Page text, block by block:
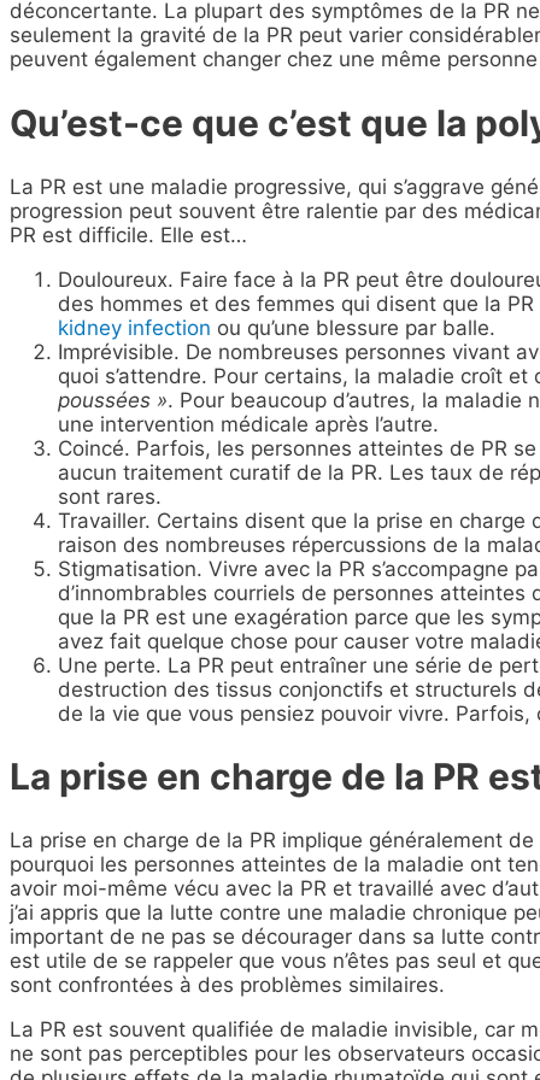
déconcertante. La plupart des symptômes de la PR
seulement la gravité de la PR peut varier
peuvent également changer chez une même
Qu’est-ce que c’est que la
La PR est une maladie progressive, qui s’aggrave
progression peut souvent être ralentie par des
PR est difficile. Elle est…
Douloureux. Faire face à la PR peut être
des hommes et des femmes qui disent que la
kidney infection ou qu’une blessure par balle.
Imprévisible. De nombreuses personnes vivant
quoi s’attendre. Pour certains, la maladie croît
poussées ». Pour beaucoup d’autres, la maladie
une intervention médicale après l’autre.
Coincé. Parfois, les personnes atteintes de PR
aucun traitement curatif de la PR. Les taux de
sont rares.
Travailler. Certains disent que la prise en charge
raison des nombreuses répercussions de la
Stigmatisation. Vivre avec la PR s’accompagne
d’innombrables courriels de personnes
que la PR est une exagération parce que les
avez fait quelque chose pour causer votre
Une perte. La PR peut entraîner une série de
destruction des tissus conjonctifs et structurels
de la vie que vous pensiez pouvoir vivre.
La prise en charge de la PR
La prise en charge de la PR implique généralement
pourquoi les personnes atteintes de la maladie ont
avoir moi-même vécu avec la PR et travaillé avec
j’ai appris que la lutte contre une maladie chronique
important de ne pas se décourager dans sa lutte
est utile de se rappeler que vous n’êtes pas seul et
sont confrontées à des problèmes similaires.
La PR est souvent qualifiée de maladie invisible, car
ne sont pas perceptibles pour les observateurs